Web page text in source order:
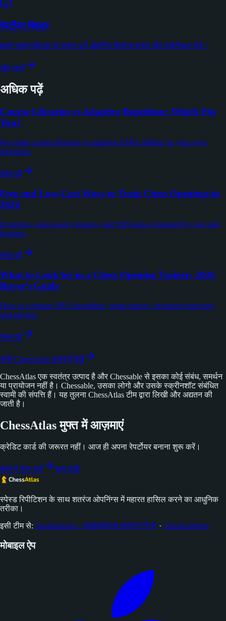
रेपर्टोयर बिल्डर
हमारे सहज बिल्डर से अपना पूर्ण ओपनिंग सिस्टम बनाएं और व्यवस्थित करें।
और जानें
अधिक पढ़ें
Course Libraries vs Adaptive Repetition: Which Fits
You?
Pre-made course libraries vs adaptive FSRS drilling on your own
repertoire.
लेख पढ़ें
Free and Low-Cost Ways to Train Chess Openings in
2026
Explorers, open-source trainers, and SRS apps compared by cost and
features.
लेख पढ़ें
What to Look for in a Chess Opening Trainer: 2026
Buyer’s Guide
How to compare SRS algorithms, game import, deviation detection,
and pricing.
लेख पढ़ें
सभी ChessAtlas तुलनाएँ देखें
ChessAtlas एक स्वतंत्र उत्पाद है और Chessable से इसका कोई संबंध, समर्थन
या प्रायोजन नहीं है। Chessable, उसका लोगो और उसके स्क्रीनशॉट संबंधित
स्वामी की संपत्ति हैं। यह तुलना ChessAtlas टीम द्वारा लिखी और अद्यतन की
जाती है।
ChessAtlas मुफ्त में आज़माएं
क्रेडिट कार्ड की जरूरत नहीं। आज ही अपना रेपर्टोयर बनाना शुरू करें।
मुफ्त में शुरू करें मूल्य देखें
स्पेस्ड रिपीटिशन के साथ शतरंज ओपनिंग्स में महारत हासिल करने का आधुनिक
तरीका।
इसी टीम से: DarkSquares - ब्लाइंडफोल्ड शतरंज ट्रेनर · ChessEndings
मोबाइल ऐप